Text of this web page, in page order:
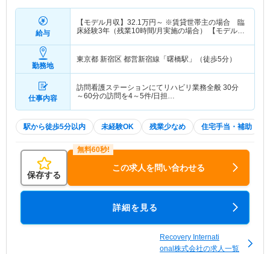
給与
【モデル月収】 32.1万円～ ※賃貸世帯主の場合 臨
床経験3年（残業10時間/月実施の場合） 【モデル年
験3年（残業10時間/月実施の場合）
勤務地
東京都 新宿区 都営新宿線「曙橋駅」（徒歩5分）
仕事内容
訪問看護ステーションにてリハビリ業務全般 30分
～60分の訪問を4～5件/日担…
駅から徒歩5分以内 未経験OK 残業少なめ 住宅手当・補助
保存する
この求人を問い合わせる
詳細を見る
Recovery Internati
onal株式会社の求人一覧